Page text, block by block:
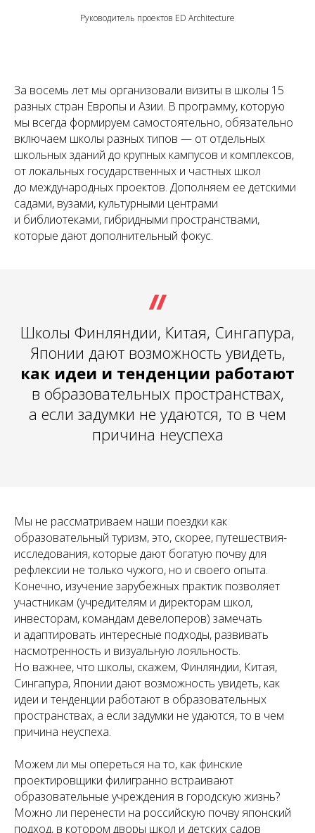
Руководитель проектов ED Architecture
За восемь лет мы организовали визиты в школы 15
разных стран Европы и Азии. В программу, которую
мы всегда формируем самостоятельно, обязательно
включаем школы разных типов — от отдельных
школьных зданий до крупных кампусов и комплексов,
от локальных государственных и частных школ
до международных проектов. Дополняем ее детскими
садами, вузами, культурными центрами
и библиотеками, гибридными пространствами,
которые дают дополнительный фокус.
Школы Финляндии, Китая, Сингапура,
Японии дают возможность увидеть,
как идеи и тенденции работают
в образовательных пространствах,
а если задумки не удаются, то в чем
причина неуспеха
Мы не рассматриваем наши поездки как
образовательный туризм, это, скорее, путешествия-
исследования, которые дают богатую почву для
рефлексии не только чужого, но и своего опыта.
Конечно, изучение зарубежных практик позволяет
участникам (учредителям и директорам школ,
инвесторам, командам девелоперов) замечать
и адаптировать интересные подходы, развивать
насмотренность и визуальную лояльность.
Но важнее, что школы, скажем, Финляндии, Китая,
Сингапура, Японии дают возможность увидеть, как
идеи и тенденции работают в образовательных
пространствах, а если задумки не удаются, то в чем
причина неуспеха.
Можем ли мы опереться на то, как финские
проектировщики филигранно встраивают
образовательные учреждения в городскую жизнь?
Можно ли перенести на российскую почву японский
подход, в котором дворы школ и детских садов